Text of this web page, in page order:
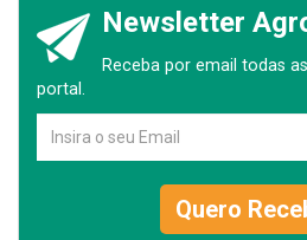
Newsletter
Receba por email todas
portal.
Quero